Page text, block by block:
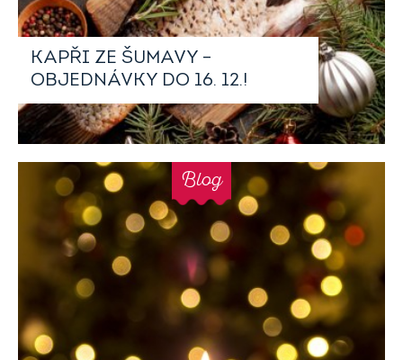
KAPŘI ZE ŠUMAVY –
OBJEDNÁVKY DO 16. 12.!
Blog